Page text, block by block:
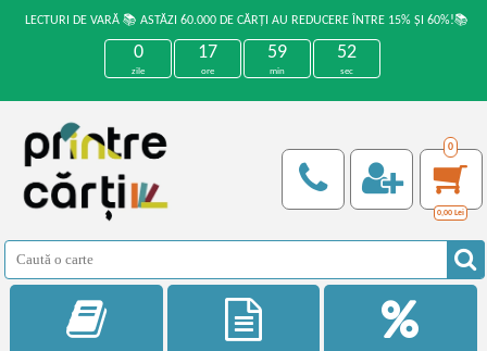
LECTURI DE VARĂ 📚 ASTĂZI 60.000 DE CĂRȚI AU REDUCERE ÎNTRE 15% ȘI 60%!📚
0
zile
17
ore
59
min
52
sec
0
0,00 Lei